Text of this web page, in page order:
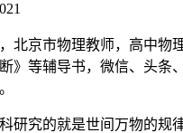
北京市物理教师，高中物
断》等辅导书，微信、头条
研究的就是世间万物的规